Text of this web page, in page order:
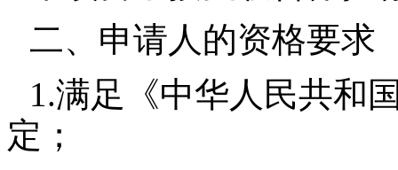
二、申请人的资格要求
1.满足《中华人民共和
定；